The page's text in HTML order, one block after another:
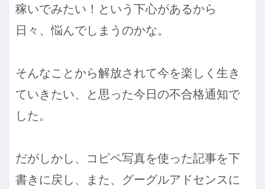
稼いでみたい！という下心があるから
日々、悩んでしまうのかな。
そんなことから解放されて今を楽しく生き
ていきたい、と思った今日の不合格通知で
した。
だがしかし、コピペ写真を使った記事を下
書きに戻し、また、グーグルアドセンスに